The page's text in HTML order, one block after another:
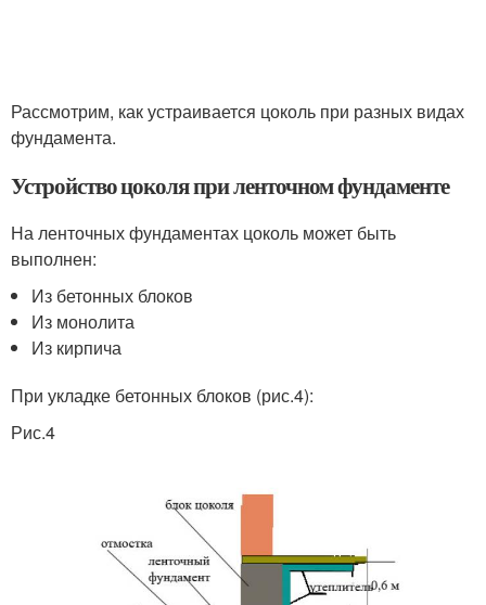
Рассмотрим, как устраивается цоколь при разных видах
фундамента.
Устройство цоколя при ленточном фундаменте
На ленточных фундаментах цоколь может быть
выполнен:
Из бетонных блоков
Из монолита
Из кирпича
При укладке бетонных блоков (рис.4):
Рис.4